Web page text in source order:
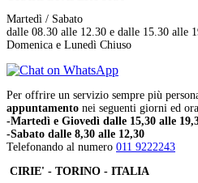
Martedì / Sabato
dalle 08.30 alle 12.30 e dalle 15.30 alle
Domenica e Lunedì Chiuso
Per offrire un servizio sempre più
appuntamento nei seguenti giorni ed
-Martedì e Giovedì dalle 15,30 alle
-Sabato dalle 8,30 alle 12,30
Telefonando al numero 011 9222243
CIRIE' - TORINO - ITALIA